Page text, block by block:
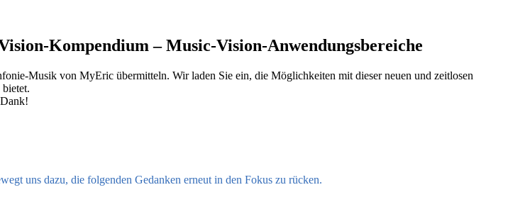
Kompendium – Music-Vision-Anwendungsbereiche
Musik von MyEric übermitteln. Wir laden Sie ein, die Möglichkeiten mit dieser neuen und zeitlosen
uns dazu, die folgenden Gedanken erneut in den Fokus zu rücken.